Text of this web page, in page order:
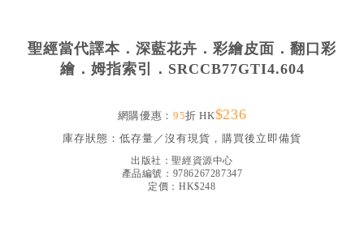
社會／倫理
哲學／宗教比較
見證／傳記
文藝／勵志
聖經當代譯本．深藍花卉．彩繪皮面．翻口彩
繪．姆指索引．SRCCB77GTI4.604
網購優惠： 95折 HK$236
庫存狀態： 低存量／沒有現貨，購買後立即備貨
出版社：聖經資源中心
產品編號：9786267287347
定價：HK$248